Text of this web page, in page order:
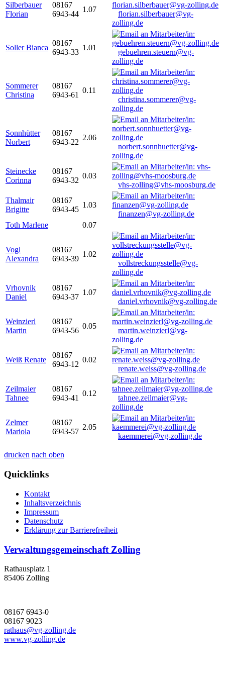
Silberbauer
Florian
08167
6943-44
1.07
florian.silberbauer@vg-
zolling.de
Soller Bianca
08167
6943-33
1.01
gebuehren.steuern@vg-
zolling.de
Sommerer
Christina
08167
6943-61
0.11
christina.sommerer@vg-
zolling.de
Sonnhütter
Norbert
08167
6943-22
2.06
norbert.sonnhuetter@vg-
zolling.de
Steinecke
Corinna
08167
6943-32
0.03
vhs-zolling@vhs-moosburg.de
Thalmair
Brigitte
08167
6943-45
1.03
finanzen@vg-zolling.de
Toth Marlene
0.07
Vogl
Alexandra
08167
6943-39
1.02
vollstreckungsstelle@vg-
zolling.de
Vrhovnik
Daniel
08167
6943-37
1.07
daniel.vrhovnik@vg-zolling.de
Weinzierl
Martin
08167
6943-56
0.05
martin.weinzierl@vg-
zolling.de
Weiß Renate
08167
6943-12
0.02
renate.weiss@vg-zolling.de
Zeilmaier
Tahnee
08167
6943-41
0.12
tahnee.zeilmaier@vg-
zolling.de
Zelmer
Mariola
08167
6943-57
2.05
kaemmerei@vg-zolling.de
drucken nach oben
Quicklinks
Kontakt
Inhaltsverzeichnis
Impressum
Datenschutz
Erklärung zur Barrierefreiheit
Verwaltungsgemeinschaft Zolling
Rathausplatz 1
85406 Zolling
08167 6943-0
08167 9023
rathaus@vg-zolling.de
www.vg-zolling.de